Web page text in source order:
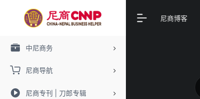
中尼商务
尼商导航
尼商专刊 | 刀郎专辑
尼商博客